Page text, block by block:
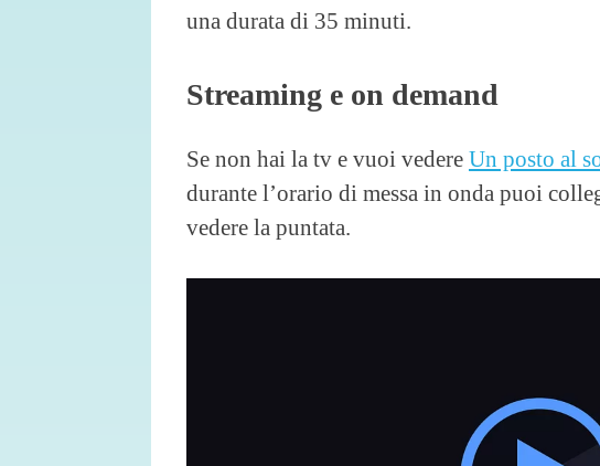
una durata di 35 minuti.
Streaming e on demand
Se non hai la tv e vuoi vedere Un posto al
durante l’orario di messa in onda puoi
vedere la puntata.